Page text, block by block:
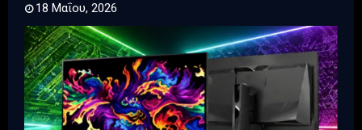
18 Μαΐου, 2026